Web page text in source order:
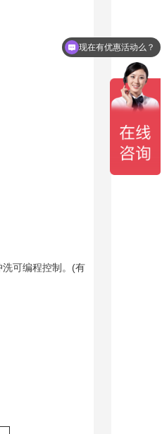
洗可编程控制。(有
可以介绍下你们的产品么？